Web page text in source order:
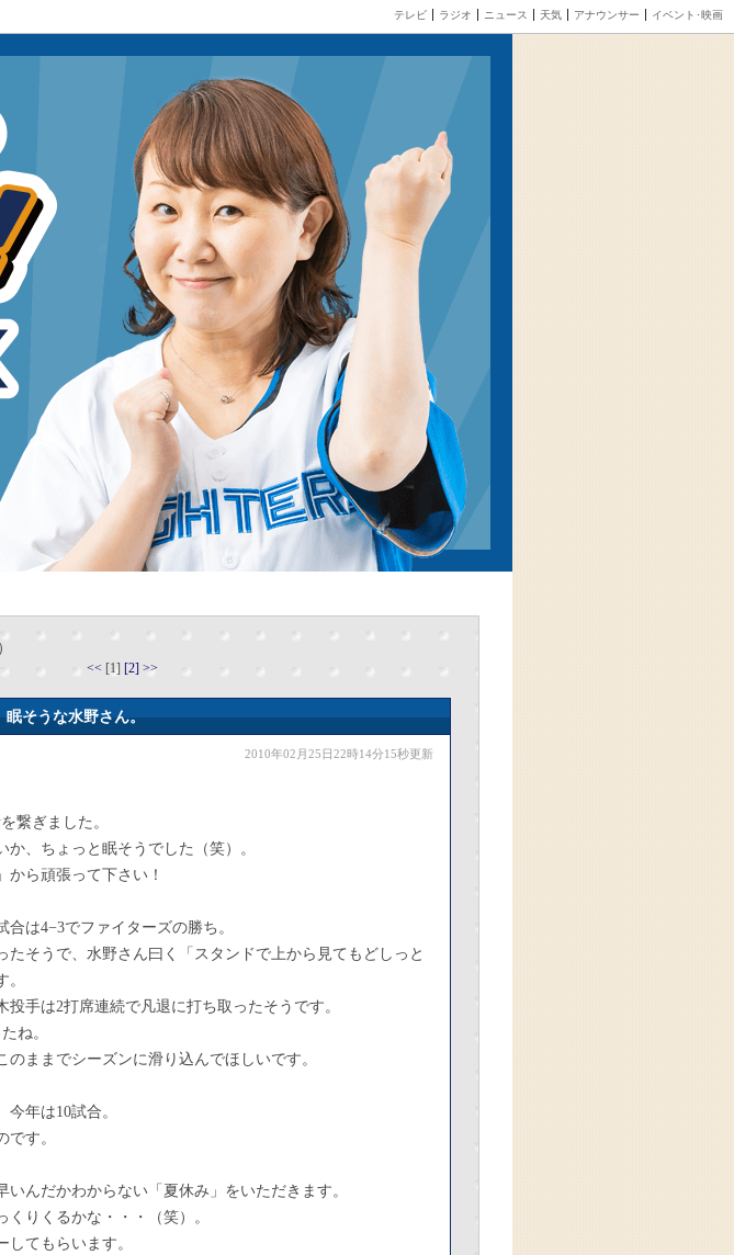
テレビ ラジオ ニュース 天気 アナウンサー イベント･映画
<< [1] [2] >>
眠そうな水野さん。
2010年02月25日22時14分15秒更新
繋ぎました。
、ちょっと眠そうでした（笑）。
から頑張って下さい！
は4−3でファイターズの勝ち。
たそうで、水野さん曰く「スタンドで上から見てもどしっと
手は2打席連続で凡退に打ち取ったそうです。
ね。
のままでシーズンに滑り込んでほしいです。
年は10試合。
す。
いんだかわからない「夏休み」をいただきます。
くりくるかな・・・（笑）。
してもらいます。